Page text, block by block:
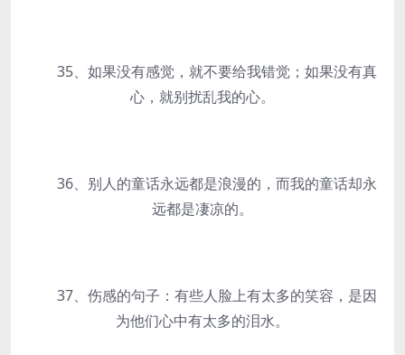
35、如果没有感觉，就不要给我错觉；如果没有真
心，就别扰乱我的心。
36、别人的童话永远都是浪漫的，而我的童话却永
远都是凄凉的。
37、伤感的句子：有些人脸上有太多的笑容，是因
为他们心中有太多的泪水。